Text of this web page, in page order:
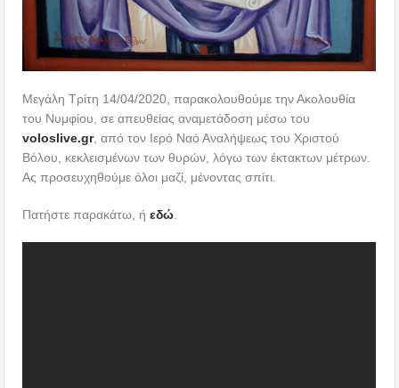
Μεγάλη Τρίτη 14/04/2020, παρακολουθούμε την Ακολουθία
του Νυμφίου, σε απευθείας αναμετάδοση μέσω του
voloslive.gr, από τον Ιερό Ναό Αναλήψεως του Χριστού
Βόλου, κεκλεισμένων των θυρών, λόγω των έκτακτων μέτρων.
Ας προσευχηθούμε όλοι μαζί, μένοντας σπίτι.
Πατήστε παρακάτω, ή εδώ